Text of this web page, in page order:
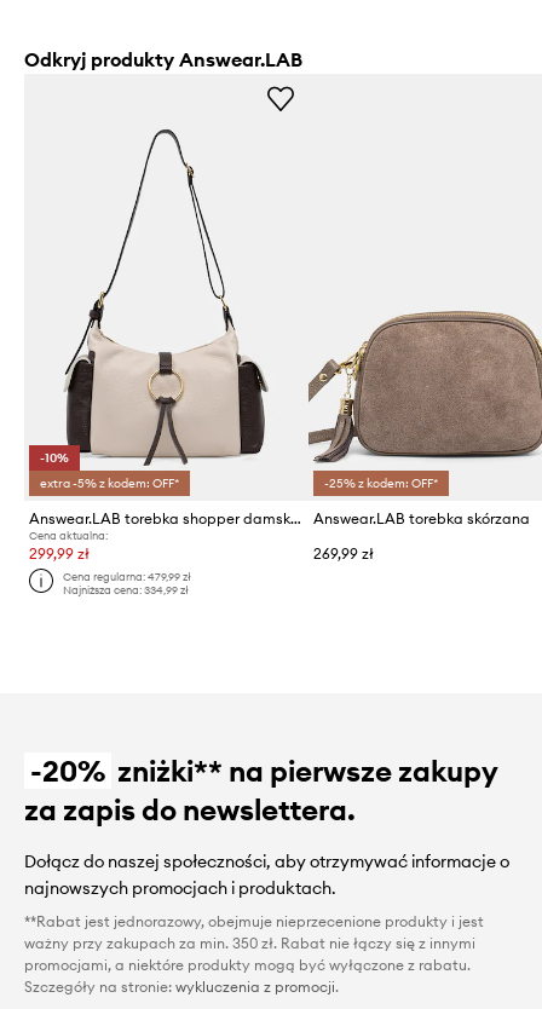
Odkryj produkty Answear.LAB
-10%
extra -5% z kodem: OFF*
Answear.LAB torebka shopper damska skórzana
Cena aktualna:
299,99 zł
Cena regularna:479,99 zł
Najniższa cena:334,99 zł
-25% z kodem: OFF*
Answear.LAB torebka skórzana
269,99 zł
-20% zniżki** na pierwsze zakupy
za zapis do newslettera.
Dołącz do naszej społeczności, aby otrzymywać informacje o
najnowszych promocjach i produktach.
**Rabat jest jednorazowy, obejmuje nieprzecenione produkty i jest
ważny przy zakupach za min. 350 zł. Rabat nie łączy się z innymi
promocjami, a niektóre produkty mogą być wyłączone z rabatu.
Szczegóły na stronie: wykluczenia z promocji.